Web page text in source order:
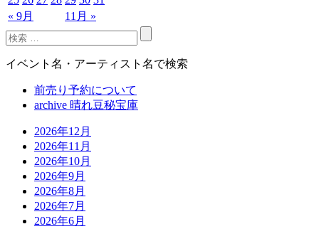
« 9月 11月 »
イベント名・アーティスト名で検索
前売り予約について
archive 晴れ豆秘宝庫
2026年12月
2026年11月
2026年10月
2026年9月
2026年8月
2026年7月
2026年6月